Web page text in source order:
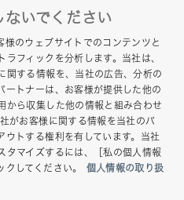
トについて
ルプ
マップ
いでください
様のウェブサイトでのコンテンツと
フィックを分析します。当社は、
関する情報を、当社の広告、分析の
ートナーは、お客様が提供した他の
から収集した他の情報と組み合わせ
がお客様に関する情報を当社のパ
ウトする権利を有しています。当社
タマイズするには、［私の個人情報
してください。
個人情報の取り扱